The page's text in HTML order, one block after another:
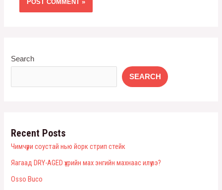
Search
SEARCH
Recent Posts
Чимчүри соустай нью йорк стрип стейк
Яагаад DRY-AGED үхрийн мах энгийн махнаас илүү вэ?
Оsso Buco